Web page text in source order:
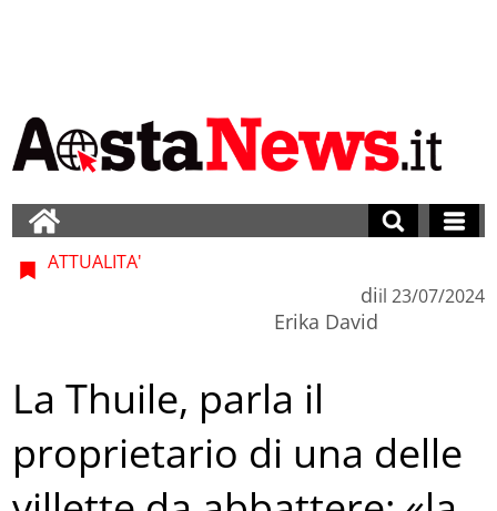
ATTUALITA'
di
Erika David
il 23/07/2024
La Thuile, parla il
proprietario di una delle